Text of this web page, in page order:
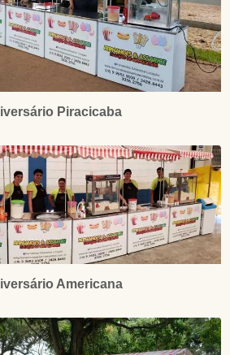
Piracicaba
Americana